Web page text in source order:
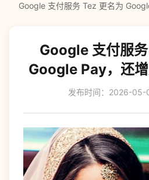
Google 支付服务 Tez 更名为
Google 支付服
Google Pay，还
发布时间：2026-